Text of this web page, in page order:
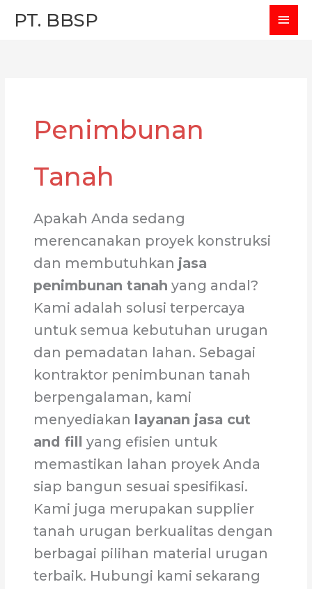
PT. BBSP
Penimbunan
Tanah
Apakah Anda sedang
merencanakan proyek konstruksi
dan membutuhkan jasa
penimbunan tanah yang andal?
Kami adalah solusi terpercaya
untuk semua kebutuhan urugan
dan pemadatan lahan. Sebagai
kontraktor penimbunan tanah
berpengalaman, kami
menyediakan layanan jasa cut
and fill yang efisien untuk
memastikan lahan proyek Anda
siap bangun sesuai spesifikasi.
Kami juga merupakan supplier
tanah urugan berkualitas dengan
berbagai pilihan material urugan
terbaik. Hubungi kami sekarang